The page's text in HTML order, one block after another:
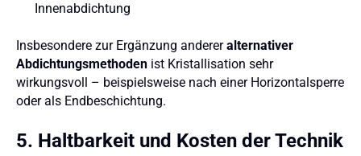
Innenabdichtung
Insbesondere zur Ergänzung andereralternativer
Abdichtungsmethodenist Kristallisation sehr
wirkungsvoll – beispielsweise nach einer Horizontalsperre
oder als Endbeschichtung.
5. Haltbarkeit und Kosten der Technik